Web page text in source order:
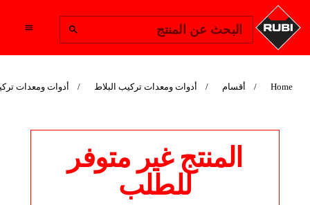
البحث عن المنتج
Home أقسام أدوات ومعدات تركيب البلاط أدوات ومعدات
المنتج غير متوفر
للطلب